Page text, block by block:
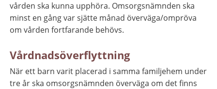
vården ska kunna upphöra. Omsorgsnämnden ska
minst en gång var sjätte månad överväga/ompröva
om vården fortfarande behövs.
Vårdnadsöverflyttning
När ett barn varit placerad i samma familjehem under
tre år ska omsorgsnämnden överväga om det finns